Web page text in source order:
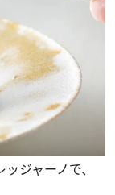
ジャーノで、